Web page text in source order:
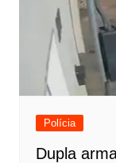
Polícia
Dupla